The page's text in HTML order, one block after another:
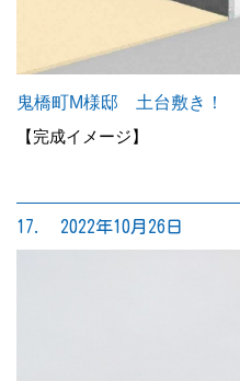
鬼橋町M様邸 土台敷き！
【完成イメージ】
17. 2022年10月26日